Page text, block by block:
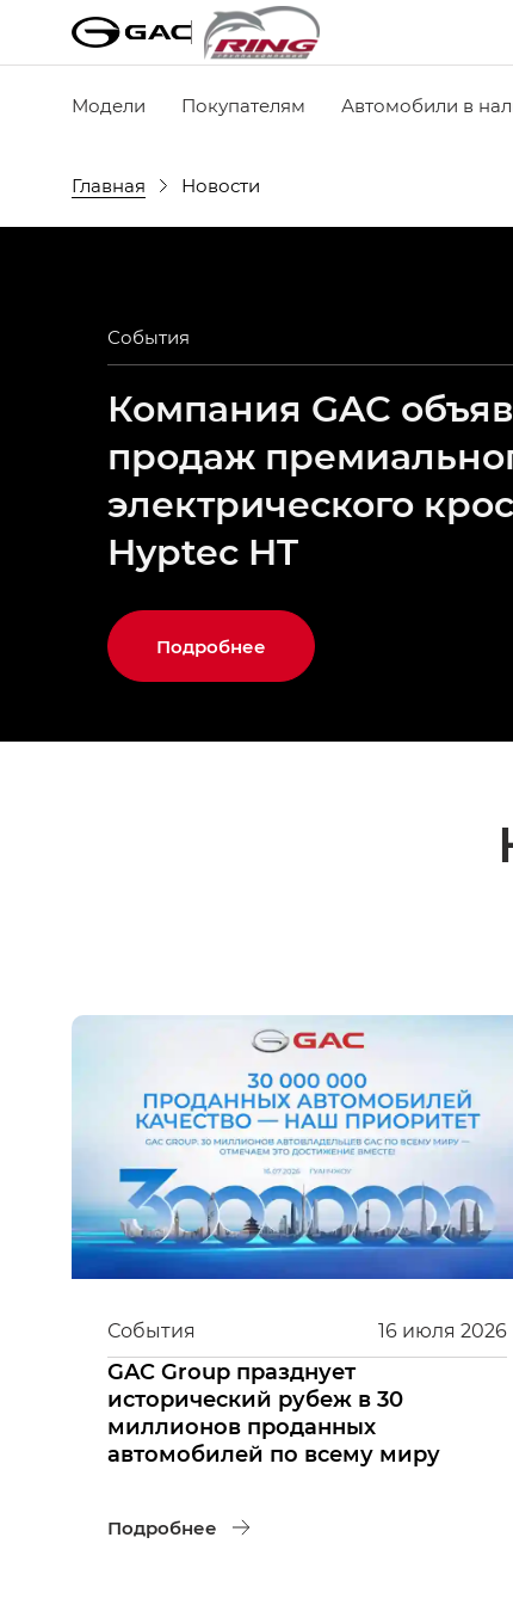
Модели Покупателям Автомобили в
Главная Новости
События
Компания GAC
продаж
электрического
Hyptec HT
Подробнее
16 июля 2026
События
GAC Group празднует
исторический рубеж в 30
миллионов проданных
автомобилей по всему миру
Подробнее